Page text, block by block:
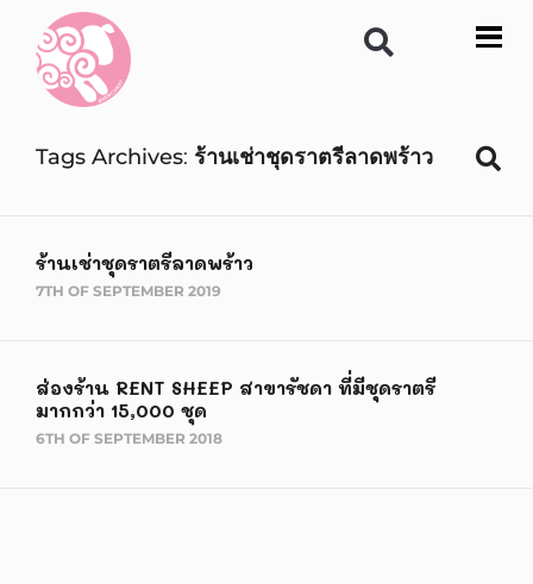
Tags Archives ร้านเช่าชุดราตรีลาดพร้าว
ร้านเช่าชุดราตรีลาดพร้าว
7TH OF SEPTEMBER 2019
ส่องร้าน RENT SHEEP สาขารัชดา ที่มีชุดราตรี
มากกว่า 15,000 ชุด
6TH OF SEPTEMBER 2018